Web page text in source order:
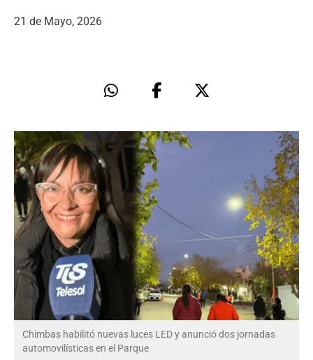
21 de Mayo, 2026
Chimbas habilitó nuevas luces LED y anunció dos jornadas
automovilísticas en el Parque